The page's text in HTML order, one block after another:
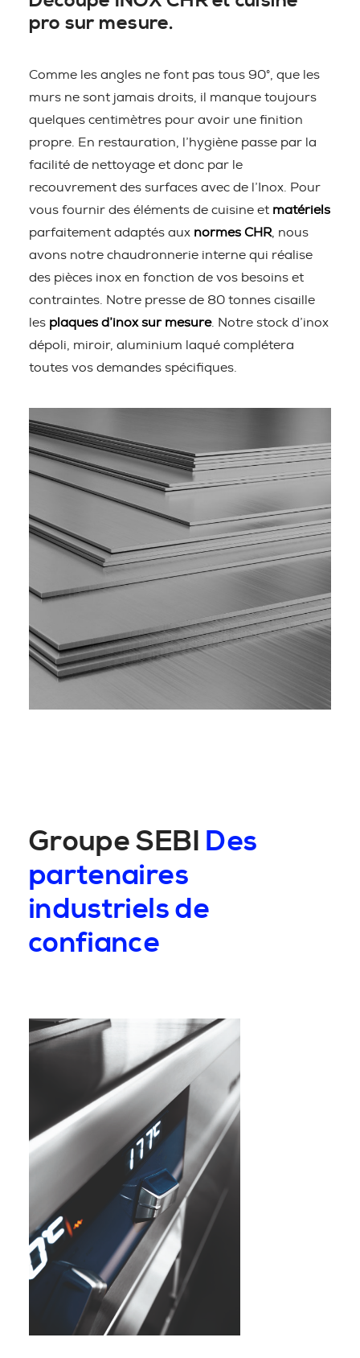
pro sur mesure.
Comme les angles ne font pas tous 90°, que les
murs ne sont jamais droits, il manque toujours
quelques centimètres pour avoir une finition
propre. En restauration, l’hygiène passe par la
facilité de nettoyage et donc par le
recouvrement des surfaces avec de l’Inox. Pour
vous fournir des éléments de cuisine et matériels
parfaitement adaptés aux normes CHR , nous
avons notre chaudronnerie interne qui réalise
des pièces inox en fonction de vos besoins et
contraintes. Notre presse de 80 tonnes cisaille
les plaques d’inox sur mesure. Notre stock d’inox
dépoli, miroir, aluminium laqué complétera
toutes vos demandes spécifiques.
Groupe SEBI Des
partenaires
industriels de
confiance